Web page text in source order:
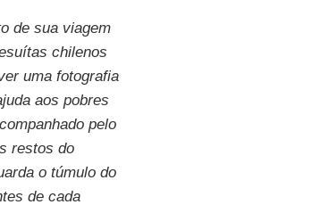
de sua viagem
chilenos
uma fotografia
aos pobres
pelo
restos do
o túmulo do
de cada